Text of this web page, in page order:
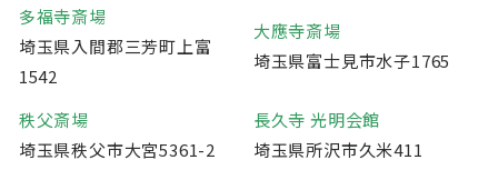
多福寺斎場
埼玉県入間郡三芳町上富
1542
大應寺斎場
埼玉県富士見市水子1765
秩父斎場
埼玉県秩父市大宮5361-2
長久寺 光明会館
埼玉県所沢市久米411